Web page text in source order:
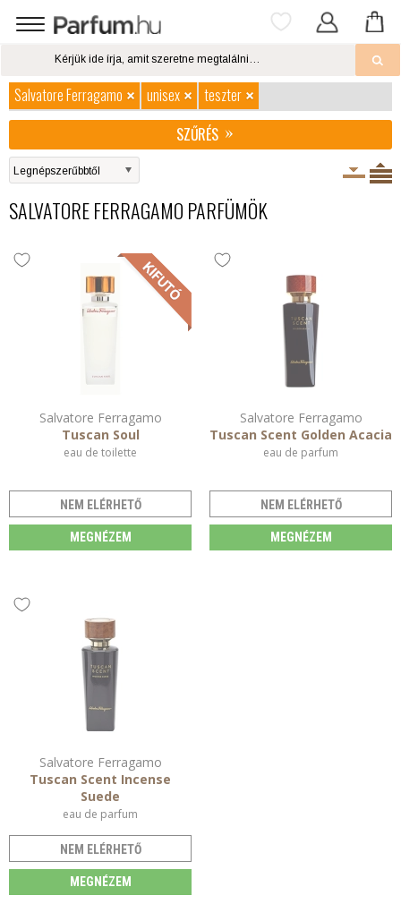
Salvatore Ferragamo unisex
teszter
SZŰRÉS
SALVATORE FERRAGAMO PARFÜMÖK
Salvatore Ferragamo
Tuscan Soul
eau de toilette
NEM ELÉRHETŐ
MEGNÉZEM
Salvatore Ferragamo
Tuscan Scent Golden Acacia
eau de parfum
NEM ELÉRHETŐ
MEGNÉZEM
Salvatore Ferragamo
Tuscan Scent Incense
Suede
eau de parfum
NEM ELÉRHETŐ
MEGNÉZEM